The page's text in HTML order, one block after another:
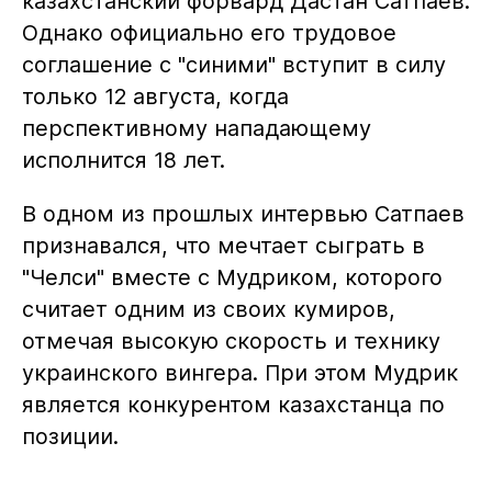
Однако официально его трудовое
соглашение с "синими" вступит в силу
только 12 августа, когда
перспективному нападающему
исполнится 18 лет.
В одном из прошлых интервью Сатпаев
признавался, что мечтает сыграть в
"Челси" вместе с Мудриком, которого
считает одним из своих кумиров,
отмечая высокую скорость и технику
украинского вингера. При этом Мудрик
является конкурентом казахстанца по
позиции.